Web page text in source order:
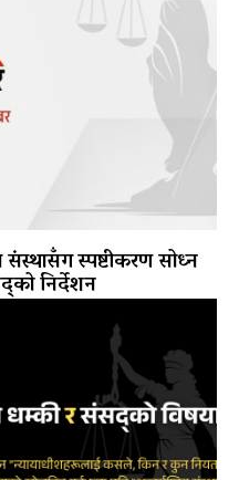
संस्थासँग स्पष्टीकरण सोध्न
निर्देशन